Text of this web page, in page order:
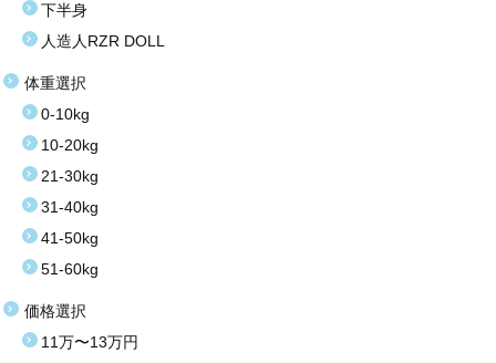
下半身
人造人RZR DOLL
体重選択
0-10kg
10-20kg
21-30kg
31-40kg
41-50kg
51-60kg
価格選択
11万〜13万円